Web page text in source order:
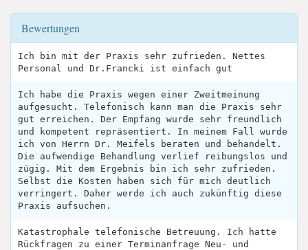
Bewertungen
Ich bin mit der Praxis sehr zufrieden. Nettes
Personal und Dr.Francki ist einfach gut
Ich habe die Praxis wegen einer Zweitmeinung
aufgesucht. Telefonisch kann man die Praxis sehr
gut erreichen. Der Empfang wurde sehr freundlich
und kompetent repräsentiert. In meinem Fall wurde
ich von Herrn Dr. Meifels beraten und behandelt.
Die aufwendige Behandlung verlief reibungslos und
zügig. Mit dem Ergebnis bin ich sehr zufrieden.
Selbst die Kosten haben sich für mich deutlich
verringert. Daher werde ich auch zukünftig diese
Praxis aufsuchen.
Katastrophale telefonische Betreuung. Ich hatte
Rückfragen zu einer Terminanfrage Neu- und